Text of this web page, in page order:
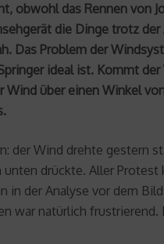
obwohl das Rennen von
die Dinge trotz
Das Problem der
ideal ist. Kommt
über einen Winkel
der Wind drehte gestern
drückte. Aller
in der Analyse vor dem
war natürlich